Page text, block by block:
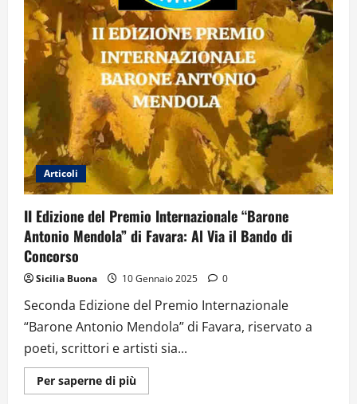
Articoli
II Edizione del Premio Internazionale “Barone
Antonio Mendola” di Favara: Al Via il Bando di
Concorso
Sicilia Buona 10 Gennaio 2025 0
Seconda Edizione del Premio Internazionale
“Barone Antonio Mendola” di Favara, riservato a
poeti, scrittori e artisti sia...
Per saperne di piùUlteriori
informazioni